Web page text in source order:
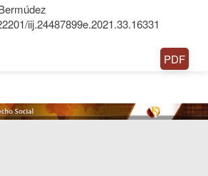
iij.24487899e.2021.33.16331
PDF